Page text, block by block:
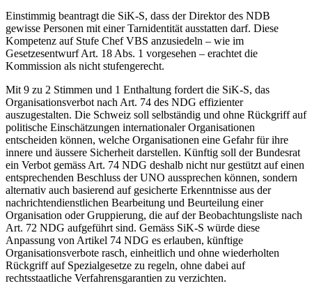
Einstimmig beantragt die SiK-S, dass der Direktor des NDB
gewisse Personen mit einer Tarnidentität ausstatten darf. Diese
Kompetenz auf Stufe Chef VBS anzusiedeln – wie im
Gesetzesentwurf Art. 18 Abs. 1 vorgesehen – erachtet die
Kommission als nicht stufengerecht.
Mit 9 zu 2 Stimmen und 1 Enthaltung fordert die SiK-S, das
Organisationsverbot nach Art. 74 des NDG effizienter
auszugestalten. Die Schweiz soll selbständig und ohne Rückgriff auf
politische Einschätzungen internationaler Organisationen
entscheiden können, welche Organisationen eine Gefahr für ihre
innere und äussere Sicherheit darstellen. Künftig soll der Bundesrat
ein Verbot gemäss Art. 74 NDG deshalb nicht nur gestützt auf einen
entsprechenden Beschluss der UNO aussprechen können, sondern
alternativ auch basierend auf gesicherte Erkenntnisse aus der
nachrichtendienstlichen Bearbeitung und Beurteilung einer
Organisation oder Gruppierung, die auf der Beobachtungsliste nach
Art. 72 NDG aufgeführt sind. Gemäss SiK-S würde diese
Anpassung von Artikel 74 NDG es erlauben, künftige
Organisationsverbote rasch, einheitlich und ohne wiederholten
Rückgriff auf Spezialgesetze zu regeln, ohne dabei auf
rechtsstaatliche Verfahrensgarantien zu verzichten.